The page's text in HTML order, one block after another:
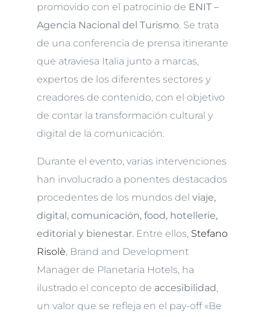
promovido con el patrocinio de ENIT –
Agencia Nacional del Turismo. Se trata
de una conferencia de prensa itinerante
que atraviesa Italia junto a marcas,
expertos de los diferentes sectores y
creadores de contenido, con el objetivo
de contar la transformación cultural y
digital de la comunicación.
Durante el evento, varias intervenciones
han involucrado a ponentes destacados
procedentes de los mundos del viaje,
digital, comunicación, food, hotellerie,
editorial y bienestar.Entre ellos, Stefano
Risolè, Brand and Development
Manager de Planetaria Hotels, ha
ilustrado el concepto de accesibilidad,
un valor que se refleja en el pay-off «Be